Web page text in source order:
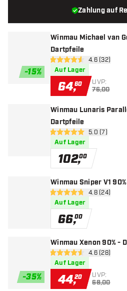
-15%
Winmau Michael van
Dartpfeile
4.6 Bewertungssterne
4.6 (32)
Auf Lager
64,60 UVP:
76,00
Winmau Lunaris
Dartpfeile
5 Bewertungssterne
5.0 (7)
Auf Lager
102,00
Winmau Sniper V1
4.8 Bewertungssterne
4.8 (24)
Auf Lager
66,00
-35%
Winmau Xenon 90% -
4.6 Bewertungssterne
4.6 (28)
Auf Lager
44,20 UVP:
68,00
Zahlung auf